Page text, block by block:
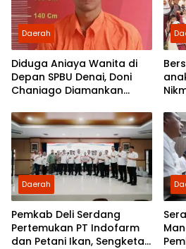
Daerah
Diduga Aniaya Wanita di
Depan SPBU Denai, Doni
Chaniago Diamankan
Daerah
Pemkab Deli Serdang
Pertemukan PT Indofarm
dan Petani Ikan, Sengketa